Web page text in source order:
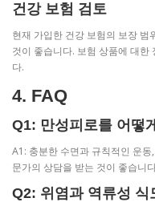
건강 보험 검토
현재 가입한 건강 보험의 보장 범
것이 좋습니다. 보험 상품에 대한
다.
4. FAQ
Q1: 만성피로를 어떻
A1: 충분한 수면과 규칙적인 운
문가의 상담을 받는 것이 좋습니
Q2: 위염과 역류성 식